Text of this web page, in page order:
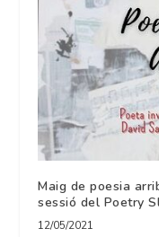
Maig de poesia
sessió del Poetry
12/05/2021